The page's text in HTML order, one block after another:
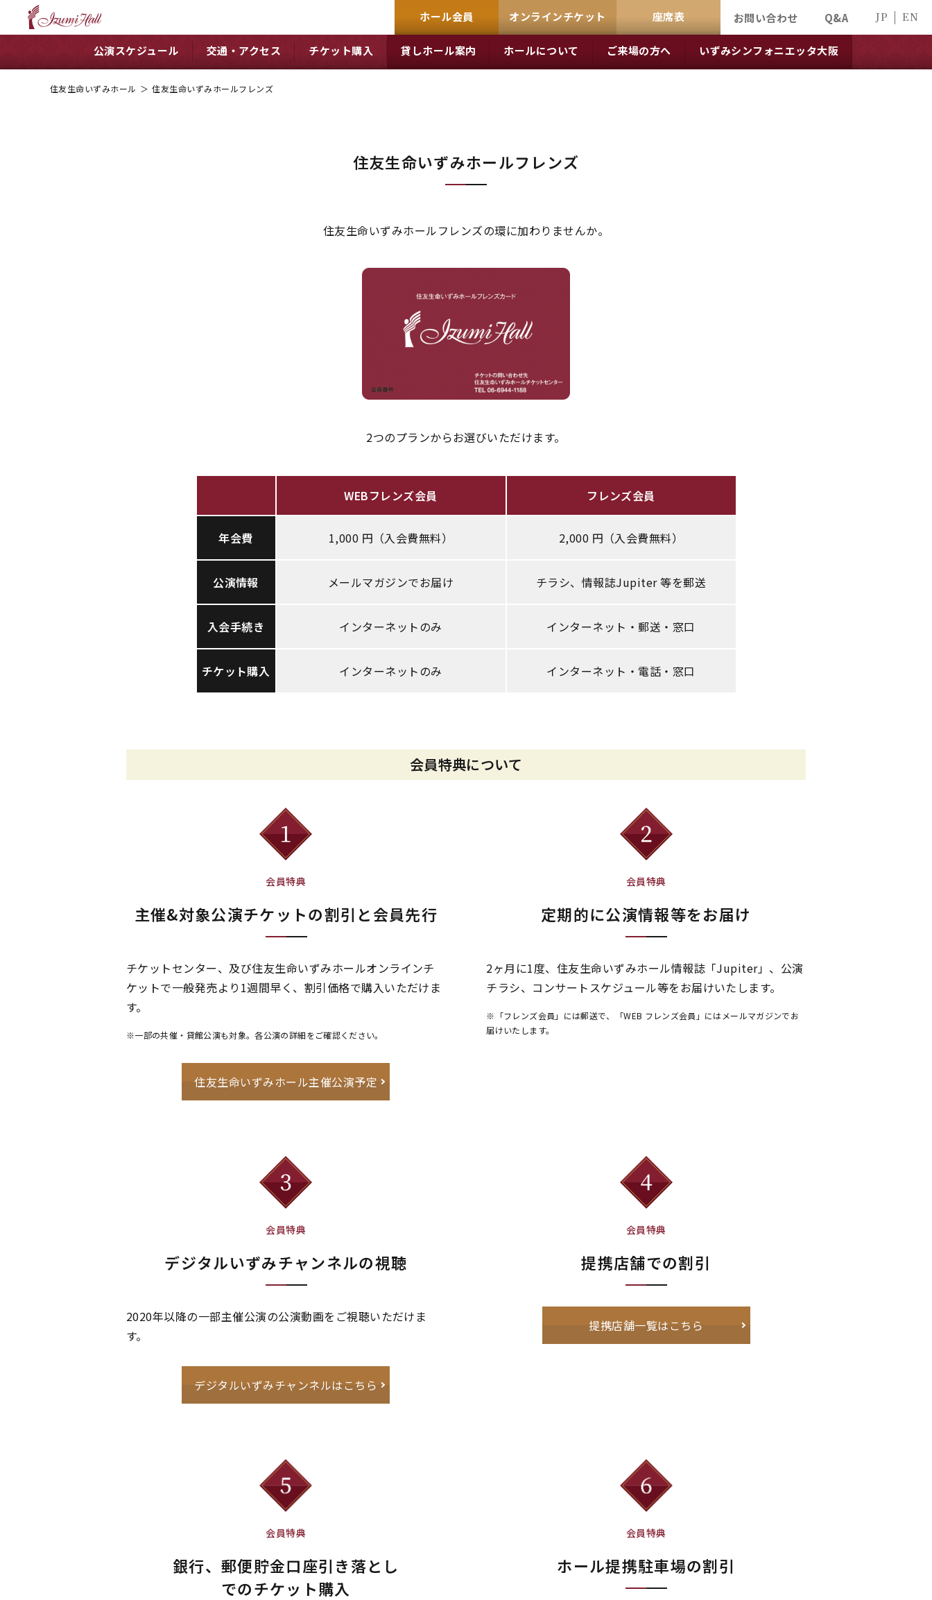
ホール会員 オンラインチケット 座席表 お問い合わせ Q&A JP EN
公演スケジュール 交通・アクセス チケット購入 貸しホール案内 ホールについて ご来場の方へ いずみシンフォニエッタ大阪
住友生命いずみホール ＞ 住友生命いずみホールフレンズ
住友生命いずみホールフレンズ
住友生命いずみホールフレンズの環に加わりませんか。
2つのプランからお選びいただけます。
WEBフレンズ会員 フレンズ会員
年会費 1,000 円（入会費無料） 2,000 円（入会費無料）
公演情報 メールマガジンでお届け チラシ、情報誌Jupiter 等を郵送
入会手続き インターネットのみ インターネット・郵送・窓口
チケット購入 インターネットのみ インターネット・電話・窓口
会員特典について
会員特典
主催&対象公演チケットの割引と会員先行
チケットセンター、及び住友生命いずみホールオンラインチ
ケットで一般発売より1週間早く、割引価格で購入いただけま
す。
※一部の共催・貸館公演も対象。各公演の詳細をご確認ください。
住友生命いずみホール主催公演予定
会員特典
定期的に公演情報等をお届け
2ヶ月に1度、住友生命いずみホール情報誌「Jupiter」、公演
チラシ、コンサートスケジュール等をお届けいたします。
※「フレンズ会員」には郵送で、「WEB フレンズ会員」にはメールマガジンでお
届けいたします。
会員特典
デジタルいずみチャンネルの視聴
2020年以降の一部主催公演の公演動画をご視聴いただけま
す。
デジタルいずみチャンネルはこちら
会員特典
提携店舗での割引
提携店舗一覧はこちら
会員特典
銀行、郵便貯金口座引き落とし
でのチケット購入
会員特典
ホール提携駐車場の割引